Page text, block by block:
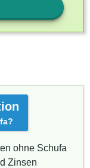
ohne Schufa
Zinsen